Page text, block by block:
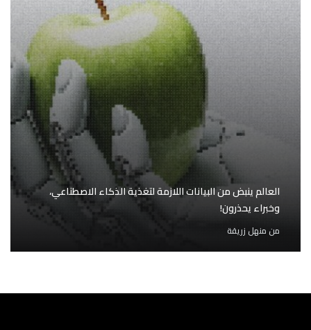
العالم ينبض من البيانات اللازمة لتغذية الذكاء الاصطناعي،
وخبراء يحذرون!
من منهل زريقة